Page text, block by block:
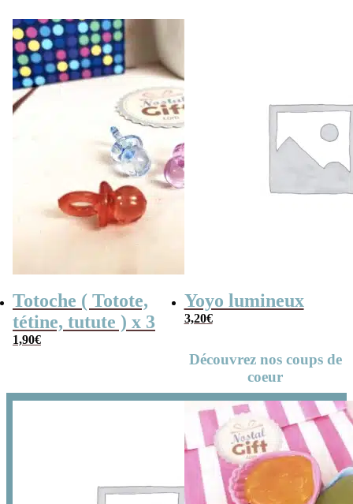
19,90€.17,90€.
Totoche ( Totote,
tétine, tutute ) x 3
1,90€
Yoyo lumineux
3,20€
Découvrez nos coups de
coeur